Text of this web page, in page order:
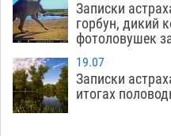
Записки
горбун, дикий
фотоловушек
19.07
Записки
итогах